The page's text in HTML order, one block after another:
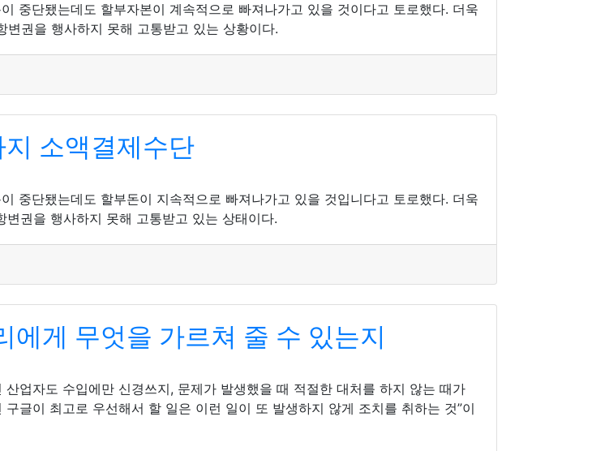
중단됐는데도 할부자본이 계속적으로 빠져나가고 있을 것이다고 토로했다. 더욱
권을 행사하지 못해 고통받고 있는 상황이다.
소액결제수단
중단됐는데도 할부돈이 지속적으로 빠져나가고 있을 것입니다고 토로했다. 더욱
권을 행사하지 못해 고통받고 있는 상태이다.
게 무엇을 가르쳐 줄 수 있는지
업자도 수입에만 신경쓰지, 문제가 발생했을 때 적절한 대처를 하지 않는 때가
글이 최고로 우선해서 할 일은 이런 일이 또 발생하지 않게 조치를 취하는 것”이